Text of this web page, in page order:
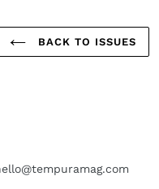
BACK TO ISSUES